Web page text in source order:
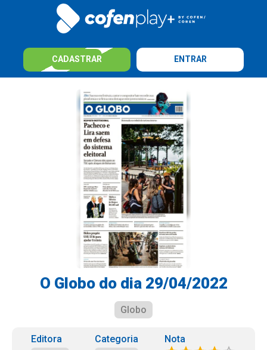
CADASTRAR ENTRAR
O Globo do dia 29/04/2022
Globo
Editora
Categoria
Nota